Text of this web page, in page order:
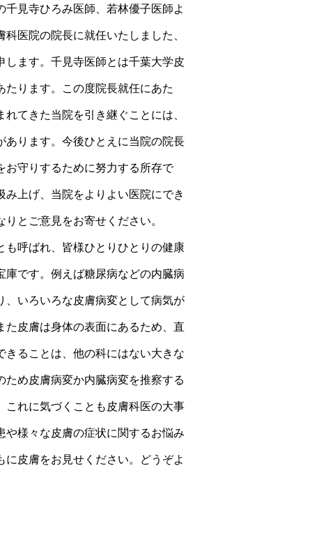
千見寺ひろみ医師、若林優子医師よ
医院の院長に就任いたしました、
します。千見寺医師とは千葉大学皮
たります。この度院長就任にあた
てきた当院を引き継ぐことには、
あります。今後ひとえに当院の院長
お守りするために努力する所存で
み上げ、当院をよりよい医院にでき
とご意見をお寄せください。
も呼ばれ、皆様ひとりひとりの健康
庫です。例えば糖尿病などの内臓病
、いろいろな皮膚病変として病気が
た皮膚は身体の表面にあるため、直
きることは、他の科にはない大きな
ため皮膚病変か内臓病変を推察する
これに気づくことも皮膚科医の大事
や様々な皮膚の症状に関するお悩み
に皮膚をお見せください。どうぞよ